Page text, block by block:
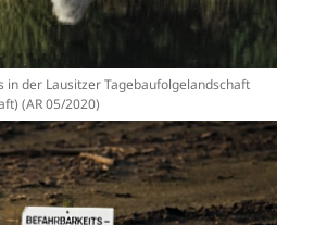
in der Lausitzer Tagebaufolgelandschaft
(AR 05/2020)